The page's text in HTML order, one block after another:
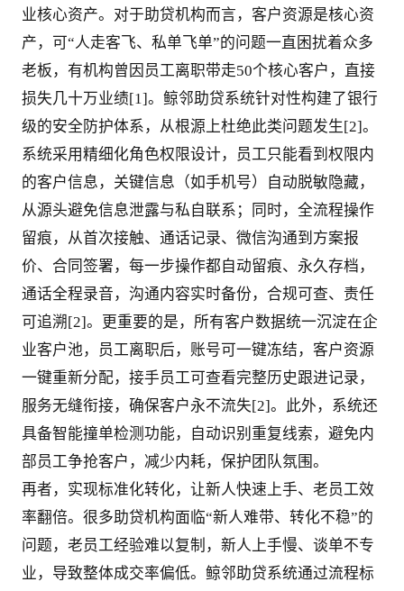
业核心资产。对于助贷机构而言，客户资源是核心资
产，可“人走客飞、私单飞单”的问题一直困扰着众多
老板，有机构曾因员工离职带走50个核心客户，直接
损失几十万业绩[1]。鲸邻助贷系统针对性构建了银行
级的安全防护体系，从根源上杜绝此类问题发生[2]。
系统采用精细化角色权限设计，员工只能看到权限内
的客户信息，关键信息（如手机号）自动脱敏隐藏，
从源头避免信息泄露与私自联系；同时，全流程操作
留痕，从首次接触、通话记录、微信沟通到方案报
价、合同签署，每一步操作都自动留痕、永久存档，
通话全程录音，沟通内容实时备份，合规可查、责任
可追溯[2]。更重要的是，所有客户数据统一沉淀在企
业客户池，员工离职后，账号可一键冻结，客户资源
一键重新分配，接手员工可查看完整历史跟进记录，
服务无缝衔接，确保客户永不流失[2]。此外，系统还
具备智能撞单检测功能，自动识别重复线索，避免内
部员工争抢客户，减少内耗，保护团队氛围。
再者，实现标准化转化，让新人快速上手、老员工效
率翻倍。很多助贷机构面临“新人难带、转化不稳”的
问题，老员工经验难以复制，新人上手慢、谈单不专
业，导致整体成交率偏低。鲸邻助贷系统通过流程标